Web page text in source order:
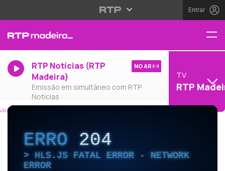
Entrar
RTP Notícias (RTP
Madeira)
Emissão em simultâneo com RTP
Notícias
NO AR
TV
RTP
ERRO204
HLS.JS FATAL ERROR - NETWORK
ERROR